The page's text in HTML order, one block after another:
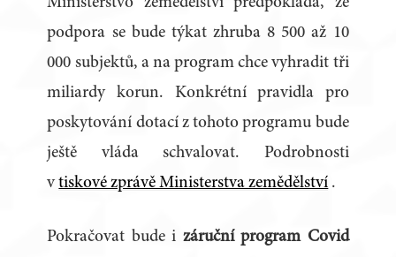
podpora se bude týkat zhruba 8 500 až 10
000 subjektů, a na program chce vyhradit tři
miliardy korun. Konkrétní pravidla pro
poskytování dotací z tohoto programu bude
ještě vláda schvalovat. Podrobnosti
vtiskové zprávě Ministerstva zemědělství .
Pokračovat bude i záruční program Covid